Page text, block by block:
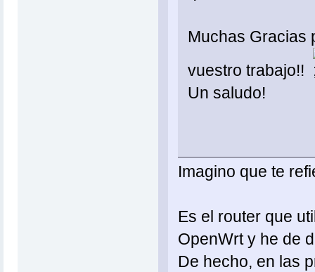
Muchas Gracias
vuestro trabajo!!
Un saludo!
Imagino que te
Es el router que
OpenWrt y he de
De hecho, en las